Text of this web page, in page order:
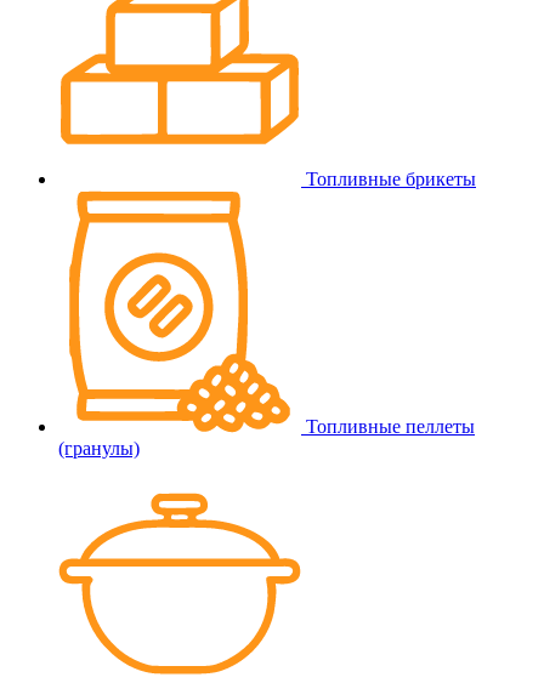
Топливные брикеты
Топливные пеллеты
(гранулы)